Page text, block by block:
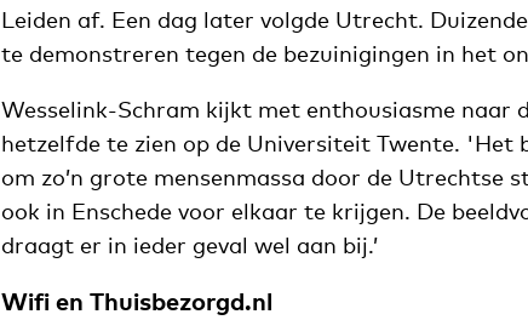
Leiden af. Een dag later volgde Utrecht.
te demonstreren tegen de bezuinigingen in het
Wesselink-Schram kijkt met enthousiasme naar
hetzelfde te zien op de Universiteit Twente. 'Het
om zo’n grote mensenmassa door de Utrechtse
ook in Enschede voor elkaar te krijgen. De
draagt er in ieder geval wel aan bij.’
Wifi en Thuisbezorgd.nl